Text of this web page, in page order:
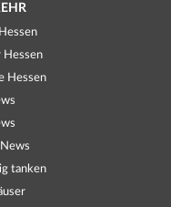
Hessen
Hessen
tanken